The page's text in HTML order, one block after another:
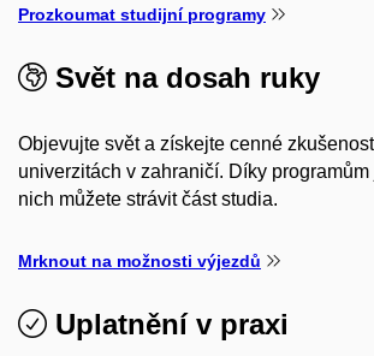
Prozkoumat studijní programy
Svět na dosah ruky
Objevujte svět a získejte cenné
univerzitách v zahraničí. Díky
nich můžete strávit část studia.
Mrknout na možnosti výjezdů
Uplatnění v praxi